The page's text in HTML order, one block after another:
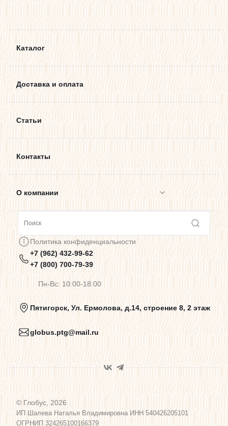
Каталог
Доставка и оплата
Статьи
Контакты
О компании
Предупреждения о цветопередаче
Политика конфиденциальности
Пользовательское соглашение
Программа лояльности
Политика конфиденциальности
+7 (962) 432-99-62
+7 (800) 700-79-39
Пн-Вс: 10:00-18:00
Пятигорск, Ул. Ермолова, д.14, строение 8, 2 этаж
globus.ptg@mail.ru
© Глобус, 2026
ИП Шалева Наталья Владимировна ИНН 540426205101
ОГРНИП 324265100166379